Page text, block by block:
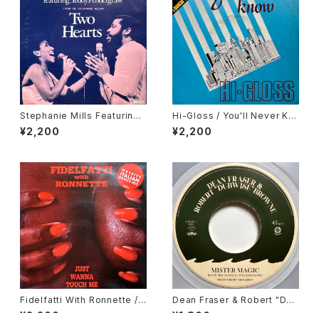
Stephanie Mills Featuring
Teddy Pendergrass / Two
Hearts
¥2,200
Hi-Gloss / You'll Never Kn
ow
¥2,200
Fidelfatti With Ronnette / J
ust Wanna Touch Me
Dean Fraser & Robert "Dub
wise" Browne / Mister Mag